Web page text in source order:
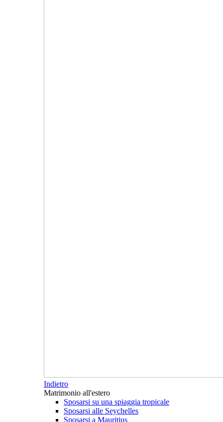
Indietro
Matrimonio all'estero
Sposarsi su una spiaggia tropicale
Sposarsi alle Seychelles
Sposarsi a Mauritius